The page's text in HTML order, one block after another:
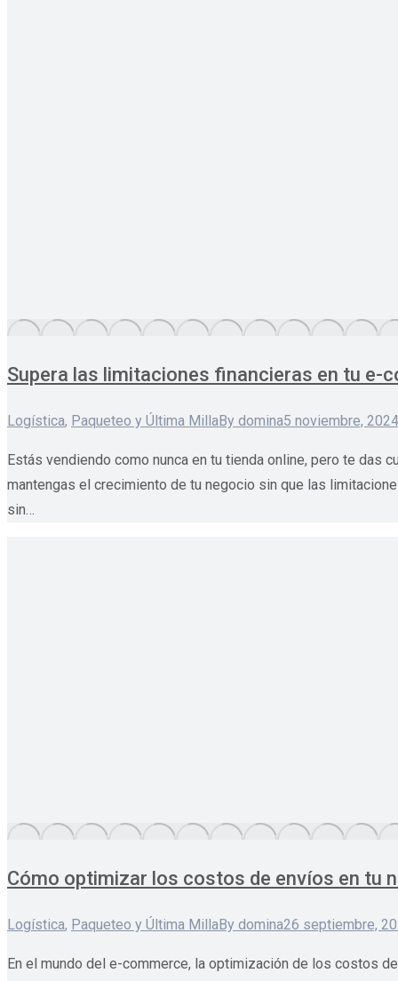
Supera las limitaciones financieras en tu e-
Logística, Paqueteo y Última MillaBy domina5 noviembre, 2024
Estás vendiendo como nunca en tu tienda online, pero te das
mantengas el crecimiento de tu negocio sin que las
sin…
Cómo optimizar los costos de envíos en tu
Logística, Paqueteo y Última MillaBy domina26 septiembre,
En el mundo del e-commerce, la optimización de los costos